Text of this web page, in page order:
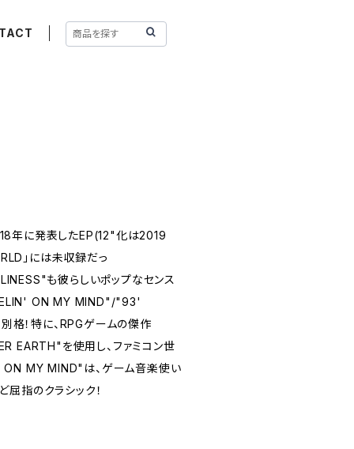
年に発表したEP(12"化は2019
」には未収録だっ
も彼らしいポップなセンス
ON MY MIND"/"93'
格！特に、RPGゲームの傑作
EARTH"を使用し、ファミコン世
MY MIND"は、ゲーム音楽使い
指のクラシック！